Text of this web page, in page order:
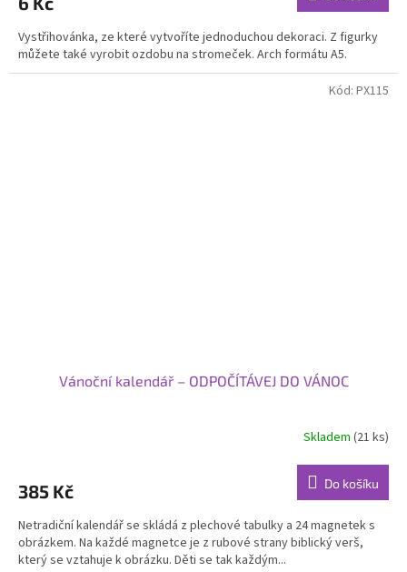
Vystřihovánka, ze které vytvoříte jednoduchou dekoraci. Z figurky
můžete také vyrobit ozdobu na stromeček. Arch formátu A5.
Vánoční kalendář – ODPOČÍTÁVEJ DO VÁNOC
je
z
5
hvězdiček.
Skladem(21 ks)
385 Kč Do košíku
Netradiční kalendář se skládá z plechové tabulky a 24 magnetek s
obrázkem. Na každé magnetce je z rubové strany biblický verš,
který se vztahuje k obrázku. Děti se tak každým...
Kód: PX115